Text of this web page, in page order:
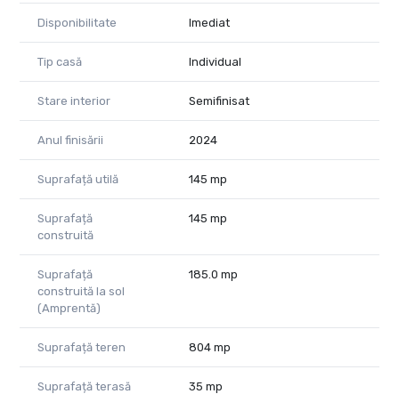
Disponibilitate Imediat
Tip casă Individual
Stare interior Semifinisat
Anul finisării 2024
Suprafață utilă 145 mp
Suprafață
construită
145 mp
Suprafață
construită la sol
(Amprentă)
185.0 mp
Suprafață teren 804 mp
Suprafață terasă 35 mp